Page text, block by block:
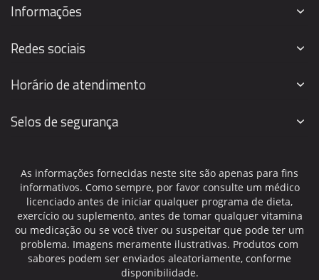
Informações
Redes sociais
Horário de atendimento
Selos de segurança
As informações fornecidas neste site são apenas para fins
informativos. Como sempre, por favor consulte um médico
licenciado antes de iniciar qualquer programa de dieta,
exercício ou suplemento, antes de tomar qualquer vitamina
ou medicação ou se você tiver ou suspeitar que pode ter um
problema. Imagens meramente ilustrativas. Produtos com
sabores podem ser enviados aleatoriamente, conforme
disponibilidade.